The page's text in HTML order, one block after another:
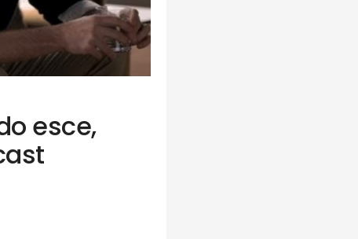
esce,